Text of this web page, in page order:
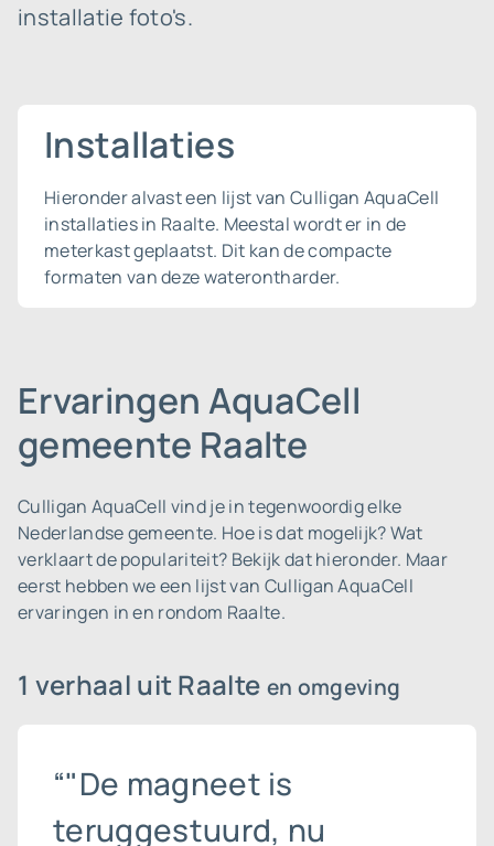
installatie foto's.
Installaties
Hieronder alvast een lijst van Culligan AquaCell
installaties in Raalte. Meestal wordt er in de
meterkast geplaatst. Dit kan de compacte
formaten van deze waterontharder.
Ervaringen AquaCell
gemeente Raalte
Culligan AquaCell vind je in tegenwoordig elke
Nederlandse gemeente. Hoe is dat mogelijk? Wat
verklaart de populariteit? Bekijk dat hieronder. Maar
eerst hebben we een lijst van Culligan AquaCell
ervaringen in en rondom Raalte.
1 verhaal uit Raalte en omgeving
“"De magneet is
teruggestuurd, nu